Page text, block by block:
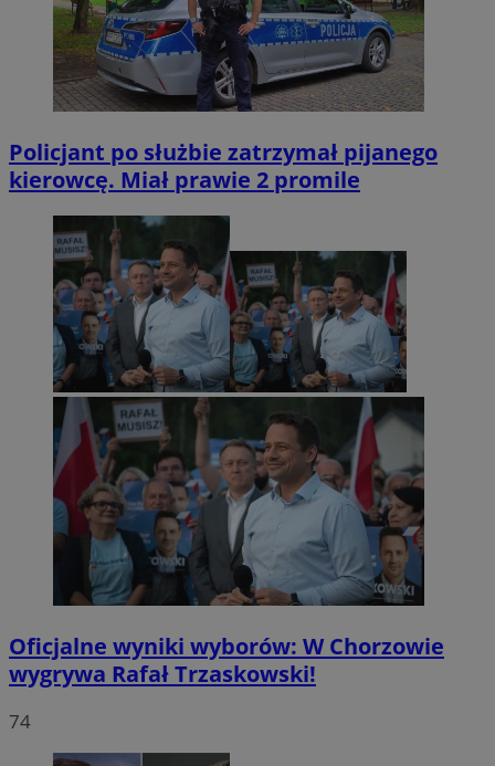
Policjant po służbie zatrzymał pijanego
kierowcę. Miał prawie 2 promile
Oficjalne wyniki wyborów: W Chorzowie
wygrywa Rafał Trzaskowski!
74